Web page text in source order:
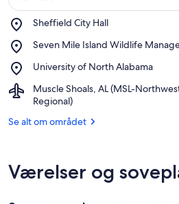
Sheffield City Hall
Place,
City
Seven Mile Island Wildlife
Place,
Mile
Wildlife
Management
Area
University of North Alabama
Place,
of
North
Alabama
Muscle Shoals, AL (MSL-
Regional)
Airport,
Muscle
AL
Alabama
Regional)
Se alt om området
Værelser og